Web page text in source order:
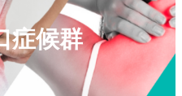
症候群